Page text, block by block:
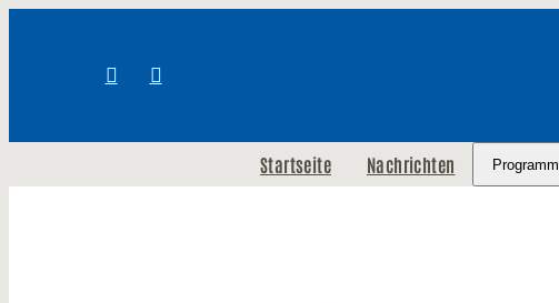
Startseite Nachrichten Programm